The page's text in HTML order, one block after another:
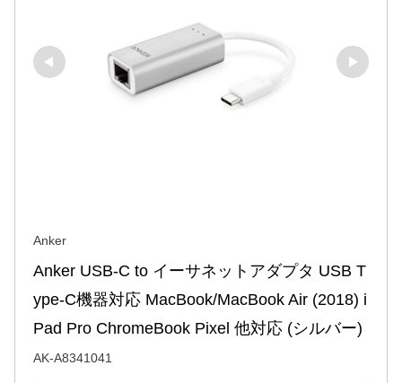
Anker
Anker USB-C to イーサネットアダプタ USB T
ype-C機器対応 MacBook/MacBook Air (2018) i
Pad Pro ChromeBook Pixel 他対応 (シルバー)
AK-A8341041